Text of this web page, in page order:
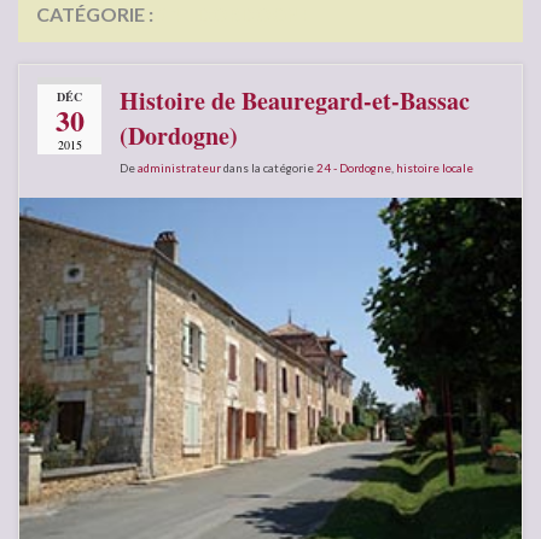
CATÉGORIE :
DÉC
30
2015
Histoire de Beauregard-et-Bassac
(Dordogne)
Deadministrateurdans la catégorie24 - Dordogne histoire locale